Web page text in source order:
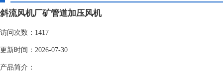
斜流风机厂矿管道加压风机
访问次数：1417
更新时间：2026-07-30
产品简介：